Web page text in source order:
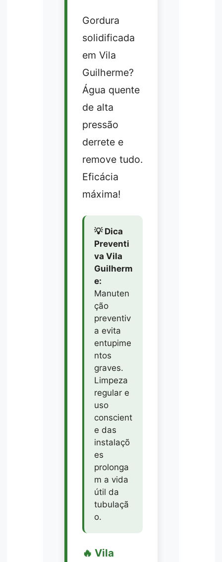
Gordura
solidificada
em Vila
Guilherme?
Água quente
de alta
pressão
derrete e
remove tudo.
Eficácia
máxima!
💡 Dica
Preventi
va Vila
Guilherm
e:
Manuten
ção
preventiv
a evita
entupime
ntos
graves.
Limpeza
regular e
uso
conscient
e das
instalaçõ
es
prolonga
m a vida
útil da
tubulaçã
o.
🔥 Vila